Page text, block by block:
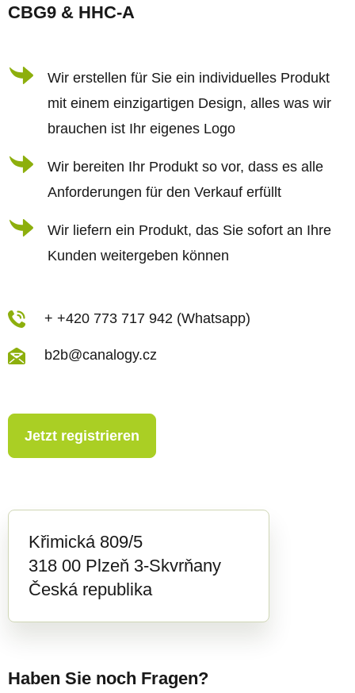
e
m
e
n
t
e
d
e
i
zCBG9 & HHC-A
Wir erstellen für Sie ein individuelles Produkt
mit einem einzigartigen Design, alles was wir
brauchen ist Ihr eigenes Logo
Wir bereiten Ihr Produkt so vor, dass es alle
Anforderungen für den Verkauf erfüllt
Wir liefern ein Produkt, das Sie sofort an Ihre
Kunden weitergeben können
+ +420 773 717 942 (Whatsapp)
b2b@canalogy.cz
Jetzt registrieren
Křimická 809/5
318 00 Plzeň 3-Skvrňany
Česká republika
Haben Sie noch Fragen?